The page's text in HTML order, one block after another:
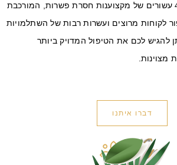
ויויאן חוגג מעל 4 עשורים של מקצוענות חסרת פשרות, המורכבת
לקוחות מרוצים ועשרות רבות של השתלמויות
לכם את הטיפול המדויק ביותר
דברו איתנו